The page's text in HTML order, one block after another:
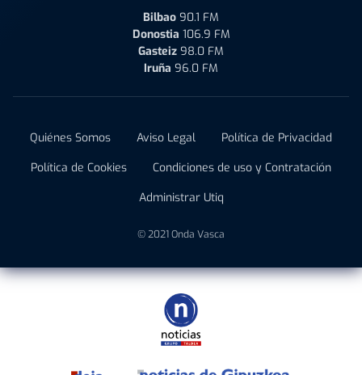
Bilbao 90.1 FM
Donostia 106.9 FM
Gasteiz 98.0 FM
Iruña 96.0 FM
Quiénes Somos Aviso Legal
Política de Privacidad
Política de Cookies
Condiciones de uso y Contratación
Administrar Utiq
© 2021 Onda Vasca